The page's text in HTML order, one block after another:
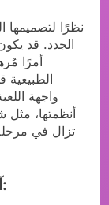
نظرًا لتصميمها
الجدد. قد
أمرًا
واجهة
أنظمتها، مثل
تزال في مرحلة
آليات لعب مُشابهة مع ميزات مُحسّنة: